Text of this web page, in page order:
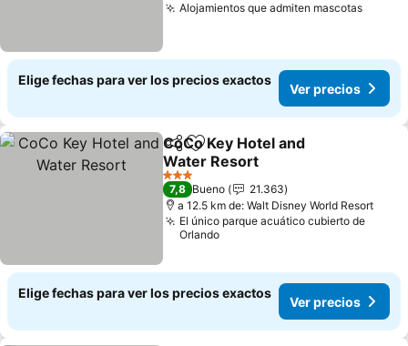
Alojamientos que admiten mascotasVer
Elige fechas para ver los precios exactos
Ver precios
CompartirAgregar a favoritos
CoCo Key Hotel and
Water Resort
Ver precios
3 Estrellas
7,8 Bueno
21.363
a 12.5 km de: Walt Disney World Resort
El único parque acuático cubierto de
Orlando
Elige fechas para ver los precios exactos
Ver precios